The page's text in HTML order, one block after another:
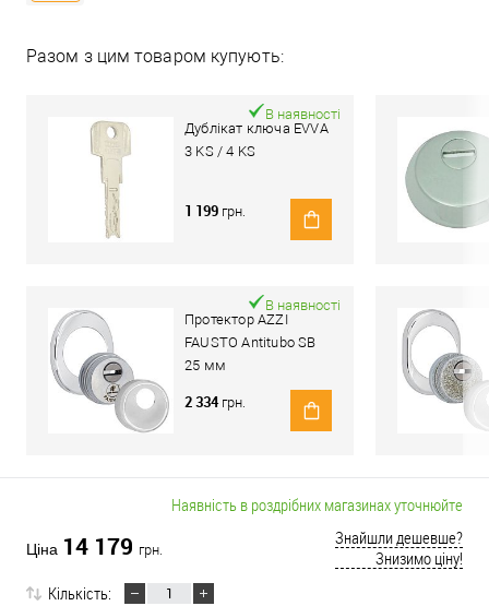
Разом з цим товаром купують:
Дублікат ключа EVVA
3 KS / 4 KS
В наявності
1 199 грн.
Протектор AZZI
FAUSTO Antitubo SB
25 мм
овальний широкий
хром полірований
В наявності
2 334 грн.
Наявність в роздрібних магазинах уточнюйте
Ціна 14 179 грн.
Знайшли дешевше?
Знизимо ціну!
Кількість: